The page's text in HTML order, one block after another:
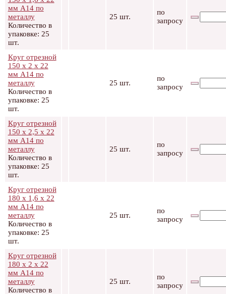
мм А14 по
металлу
Количество в
упаковке: 25
шт.
25 шт.
по
запросу
Круг отрезной
150 х 2 х 22
мм А14 по
металлу
Количество в
упаковке: 25
шт.
25 шт.
по
запросу
Круг отрезной
150 х 2,5 х 22
мм А14 по
металлу
Количество в
упаковке: 25
шт.
25 шт.
по
запросу
Круг отрезной
180 х 1,6 х 22
мм А14 по
металлу
Количество в
упаковке: 25
шт.
25 шт.
по
запросу
Круг отрезной
180 х 2 х 22
мм А14 по
металлу
Количество в
25 шт.
по
запросу